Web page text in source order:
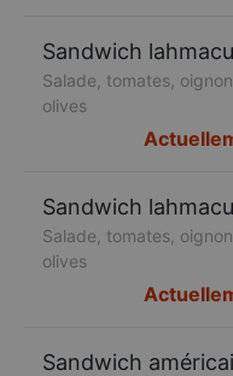
Sandwich
Salade, tomates,
olives
Sandwich
Salade, tomates,
olives
Sandwich